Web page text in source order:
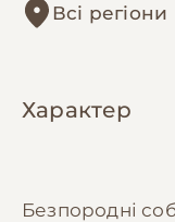
Всі регіони
Характер
Безпородні